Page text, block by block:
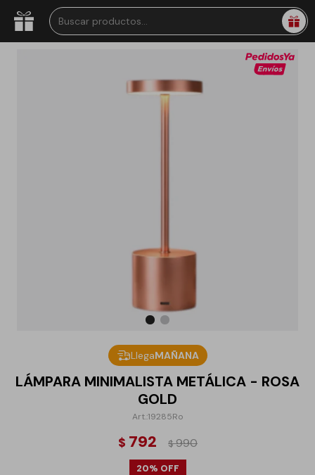
LlegaMAÑANA
LÁMPARA MINIMALISTA METÁLICA - ROSA
GOLD
19285Ro
$ 792 $990
20